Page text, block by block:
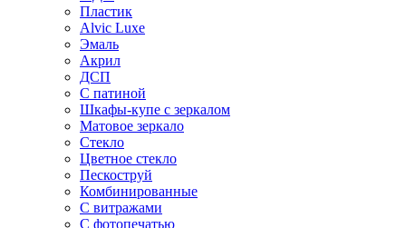
Пластик
Alvic Luxe
Эмаль
Акрил
ДСП
С патиной
Шкафы-купе с зеркалом
Матовое зеркало
Стекло
Цветное стекло
Пескоструй
Комбинированные
С витражами
С фотопечатью